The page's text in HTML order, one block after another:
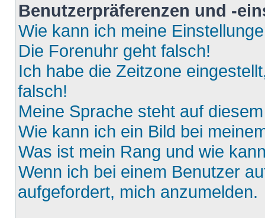
Benutzerpräferenzen und -
Wie kann ich meine
Die Forenuhr geht falsch!
Ich habe die Zeitzone
falsch!
Meine Sprache steht auf
Wie kann ich ein Bild bei
Was ist mein Rang und wie
Wenn ich bei einem Benutzer
aufgefordert, mich anzumelden.